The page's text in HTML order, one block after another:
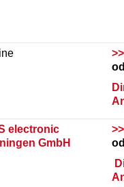
electronic
GmbH